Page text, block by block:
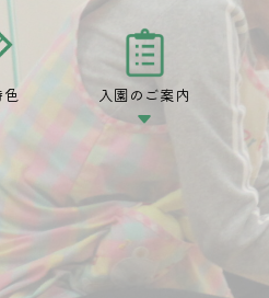
色 入園のご案内